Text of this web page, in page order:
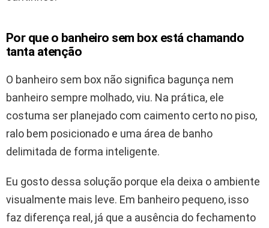
Por que o banheiro sem box está chamando
tanta atenção
O banheiro sem box não significa bagunça nem
banheiro sempre molhado, viu. Na prática, ele
costuma ser planejado com caimento certo no piso,
ralo bem posicionado e uma área de banho
delimitada de forma inteligente.
Eu gosto dessa solução porque ela deixa o ambiente
visualmente mais leve. Em banheiro pequeno, isso
faz diferença real, já que a ausência do fechamento